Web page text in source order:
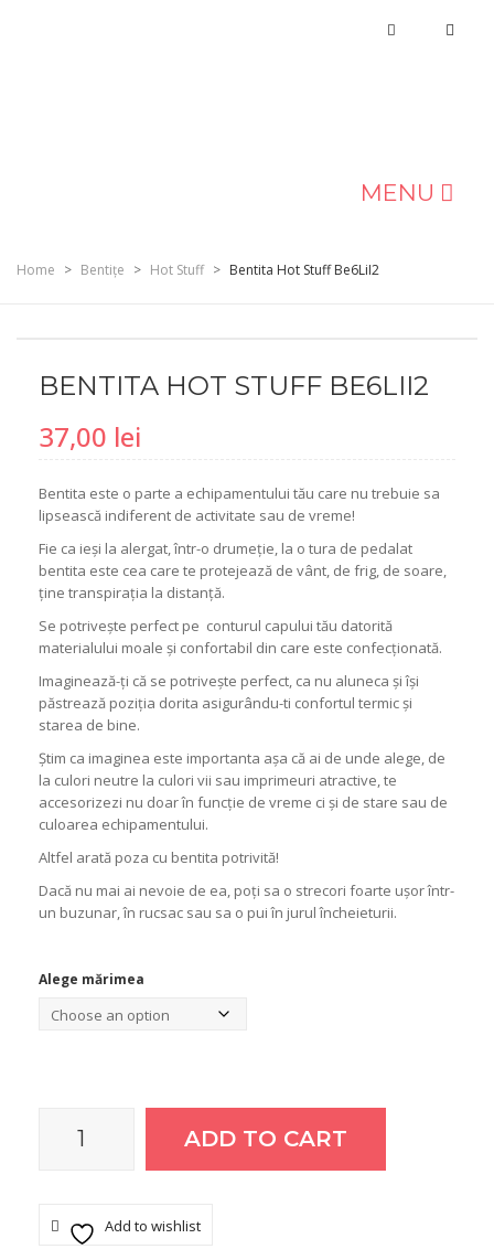
MENU
MAGAZIN
CONTACT
Home > Bentițe > Hot Stuff > Bentita Hot Stuff Be6LiI2
BENTITA HOT STUFF BE6LII2
37,00 lei
Bentita este o parte a echipamentului tău care nu trebuie sa
lipsească indiferent de activitate sau de vreme!
Fie ca ieși la alergat, într-o drumeție, la o tura de pedalat
bentita este cea care te protejează de vânt, de frig, de soare,
ține transpirația la distanță.
Se potrivește perfect pe conturul capului tău datorită
materialului moale și confortabil din care este confecționată.
Imaginează-ți că se potrivește perfect, ca nu aluneca și își
păstrează poziția dorita asigurându-ti confortul termic și
starea de bine.
Știm ca imaginea este importanta așa că ai de unde alege, de
la culori neutre la culori vii sau imprimeuri atractive, te
accesorizezi nu doar în funcție de vreme ci și de stare sau de
culoarea echipamentului.
Altfel arată poza cu bentita potrivită!
Dacă nu mai ai nevoie de ea, poți sa o strecori foarte ușor într-
un buzunar, în rucsac sau sa o pui în jurul încheieturii.
Alege mărimea
Bentita ADD TO CART
Add to wishlist